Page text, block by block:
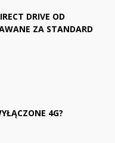
DRIVE OD
ZA STANDARD
4G?